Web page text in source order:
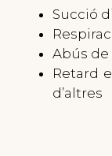
Succió
Abús de
Retard
d’altres